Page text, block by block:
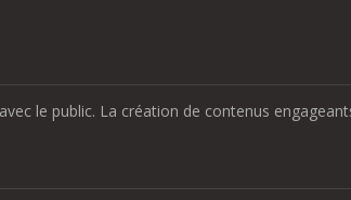
le public. La création de contenus